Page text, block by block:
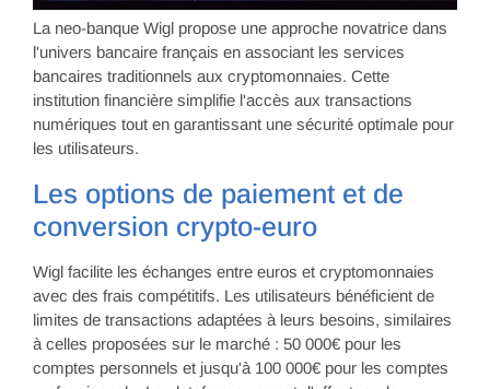
La neo-banque Wigl propose une approche novatrice dans
l'univers bancaire français en associant les services
bancaires traditionnels aux cryptomonnaies. Cette
institution financière simplifie l'accès aux transactions
numériques tout en garantissant une sécurité optimale pour
les utilisateurs.
Les options de paiement et de
conversion crypto-euro
Wigl facilite les échanges entre euros et cryptomonnaies
avec des frais compétitifs. Les utilisateurs bénéficient de
limites de transactions adaptées à leurs besoins, similaires
à celles proposées sur le marché : 50 000€ pour les
comptes personnels et jusqu'à 100 000€ pour les comptes